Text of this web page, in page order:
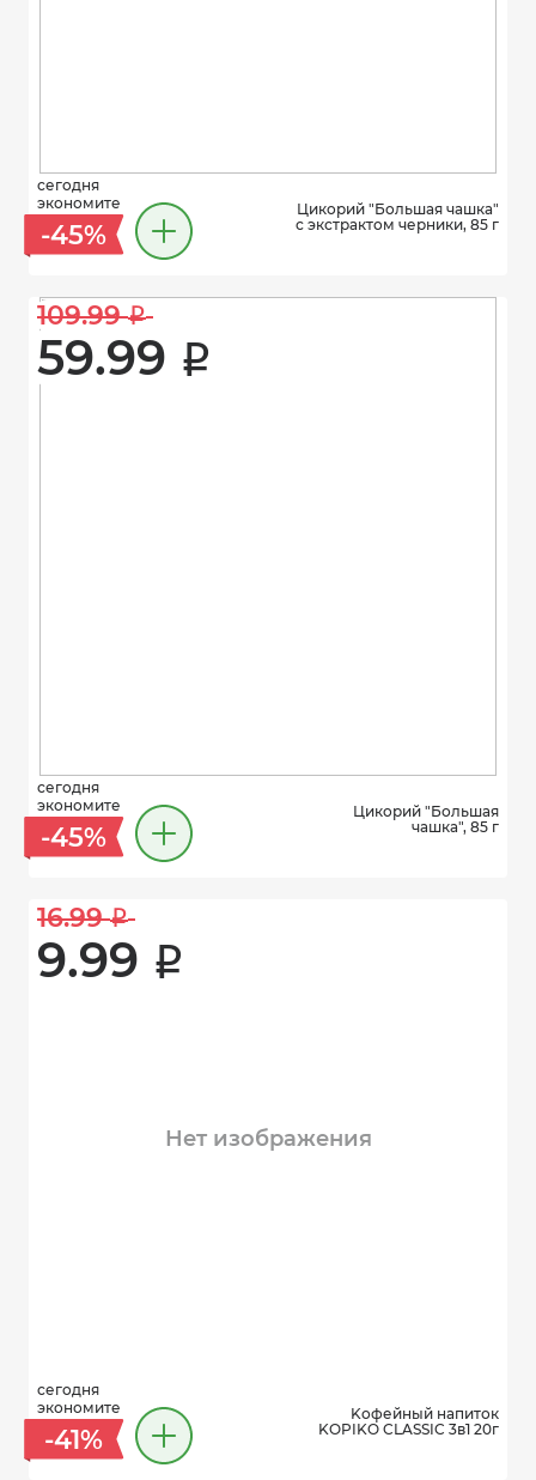
сегодня
экономите
-45%
Цикорий "Большая чашка"
с экстрактом черники, 85 г
109.99 i
59.99 i
сегодня
экономите
-45%
Цикорий "Большая
чашка", 85 г
16.99 i
9.99 i
Нет изображения
сегодня
экономите
-41%
Kофейный напиток
KOPIKO CLASSIC 3в1 20г